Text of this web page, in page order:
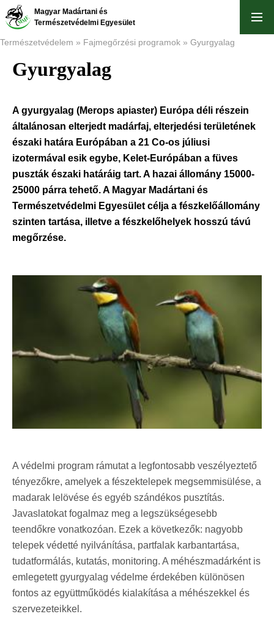
Ugrás
tartalomra
Magyar Madártani és
Természetvédelmi Egyesület
Morzsa
Természetvédelem Fajmegőrzési programok Gyurgyalag
Gyurgyalag
A gyurgyalag (Merops apiaster) Európa déli részein
általánosan elterjedt madárfaj, elterjedési területének
északi határa Európában a 21 Co-os júliusi
izotermával esik egybe, Kelet-Európában a füves
puszták északi határáig tart. A hazai állomány 15000-
25000 párra tehető. A Magyar Madártani és
Természetvédelmi Egyesület célja a fészkelőállomány
szinten tartása, illetve a fészkelőhelyek hosszú távú
megőrzése.
A védelmi program rámutat a legfontosabb veszélyeztető
tényezőkre, amelyek a fészektelepek megsemmisülése, a
madarak lelövése és egyéb szándékos pusztítás.
Javaslatokat fogalmaz meg a legszükségesebb
teendőkre vonatkozóan. Ezek a következők: nagyobb
telepek védetté nyilvánítása, partfalak karbantartása,
tudatformálás, kutatás, monitoring. A méhészmadárként is
emlegetett gyurgyalag védelme érdekében különösen
fontos az együttműködés kialakítása a méhészekkel és
szervezeteikkel.